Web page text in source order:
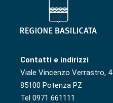
Contatti e indirizzi
Viale Vincenzo Verrastro, 4
85100 Potenza PZ
Tel 0971 661111